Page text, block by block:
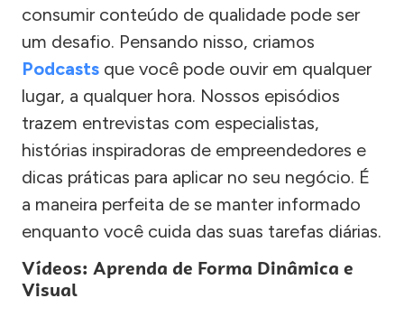
consumir conteúdo de qualidade pode ser
um desafio. Pensando nisso, criamos
Podcasts que você pode ouvir em qualquer
lugar, a qualquer hora. Nossos episódios
trazem entrevistas com especialistas,
histórias inspiradoras de empreendedores e
dicas práticas para aplicar no seu negócio. É
a maneira perfeita de se manter informado
enquanto você cuida das suas tarefas diárias.
Vídeos: Aprenda de Forma Dinâmica e
Visual